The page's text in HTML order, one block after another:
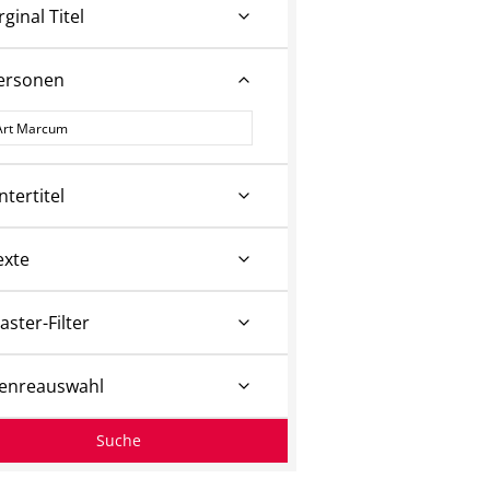
Titel
Filter
Suche